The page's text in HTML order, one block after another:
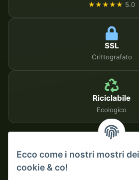
★★★★★ 5.0
SSL
Crittografato
Riciclabile
Ecologico
Su fattura
Ecco come i nostri mostri
cookie & co!